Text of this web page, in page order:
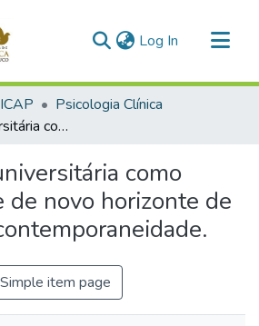
Log In (current)
Psicologia Clínica
A extensão universitária como possibilidade de novo horizonte de sentidos na contemporaneidade.
como
de novo horizonte de
Simple item page